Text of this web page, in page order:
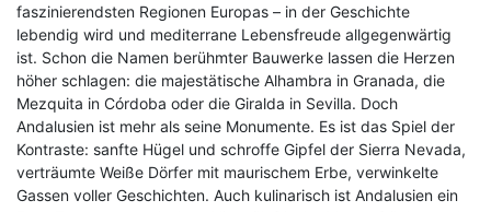
faszinierendsten Regionen Europas – in der Geschichte
lebendig wird und mediterrane Lebensfreude allgegenwärtig
ist. Schon die Namen berühmter Bauwerke lassen die Herzen
höher schlagen: die majestätische Alhambra in Granada, die
Mezquita in Córdoba oder die Giralda in Sevilla. Doch
Andalusien ist mehr als seine Monumente. Es ist das Spiel der
Kontraste: sanfte Hügel und schroffe Gipfel der Sierra Nevada,
verträumte Weiße Dörfer mit maurischem Erbe, verwinkelte
Gassen voller Geschichten. Auch kulinarisch ist Andalusien ein